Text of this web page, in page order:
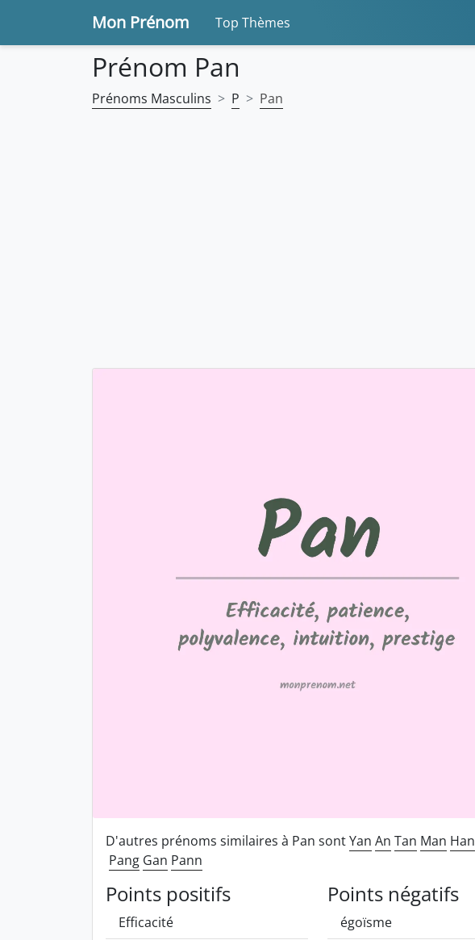
Mon Prénom Top Thèmes
Prénom Pan
Prénoms Masculins P Pan
D'autres prénoms similaires à Pan sontYan An Tan Man Han
Pang Gan Pann
Points positifs
Efficacité
Points négatifs
égoïsme